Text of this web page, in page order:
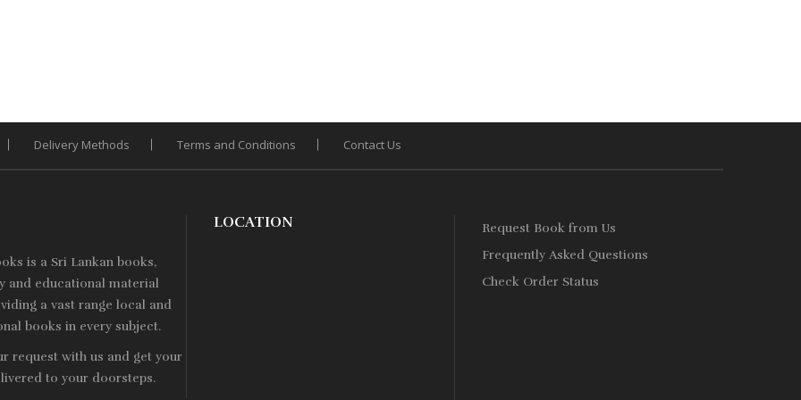
Delivery Methods Terms and Conditions Contact Us
is a Sri Lankan books,
and educational material
a vast range local and
books in every subject.
request with us and get your
to your doorsteps.
LOCATION
Request Book from Us
Frequently Asked Questions
Check Order Status